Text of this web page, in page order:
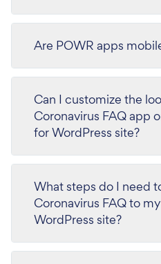
Are POWR apps
Can I customize the
Coronavirus FAQ app
for WordPress site?
What steps do I need
Coronavirus FAQ to
WordPress site?